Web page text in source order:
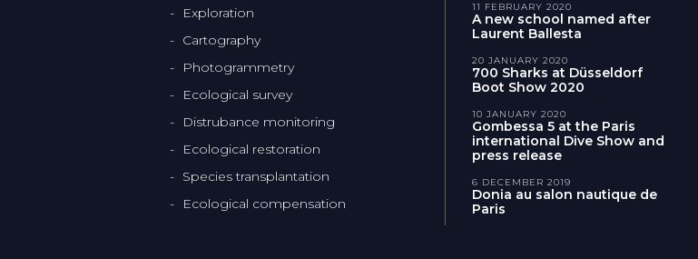
Exploration
Cartography
Photogrammetry
Ecological survey
Distrubance monitoring
Ecological restoration
Species transplantation
Ecological compensation
A new school named after
Laurent Ballesta
11 FEBRUARY 2020
700 Sharks at Düsseldorf
Boot Show 2020
20 JANUARY 2020
Gombessa 5 at the Paris
international Dive Show and
press release
10 JANUARY 2020
Donia au salon nautique de
Paris
6 DECEMBER 2019